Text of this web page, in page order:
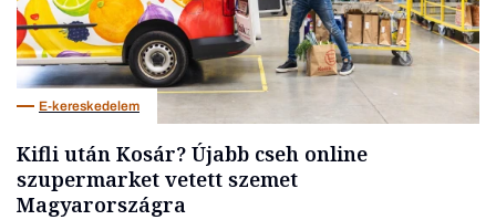
Üzlet Pénz Zöld Legyél jobb!
E-kereskedelem
Kifli után Kosár? Újabb cseh online
szupermarket vetett szemet
Magyarországra